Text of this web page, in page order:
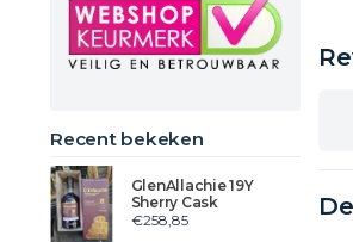
Recent bekeken
GlenAllachie 19Y
Sherry Cask
€258,85